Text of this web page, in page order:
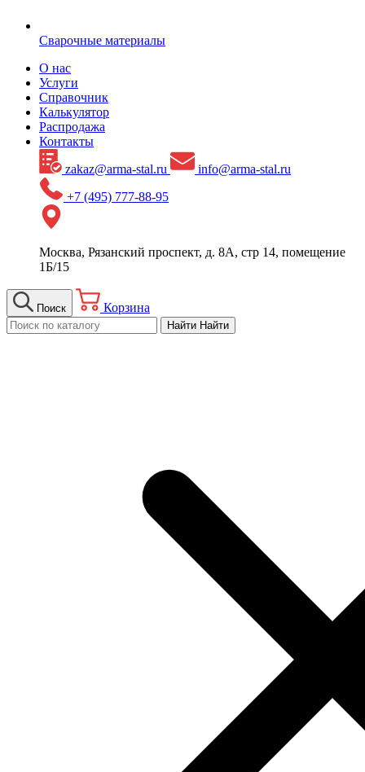
Сварочные материалы
О нас
Услуги
Справочник
Калькулятор
Распродажа
Контакты
zakaz@arma-stal.ru
info@arma-stal.ru
+7 (495) 777-88-95
Москва, Рязанский проспект, д. 8А, стр 14, помещение
1Б/15
Поиск Корзина
Найти Найти